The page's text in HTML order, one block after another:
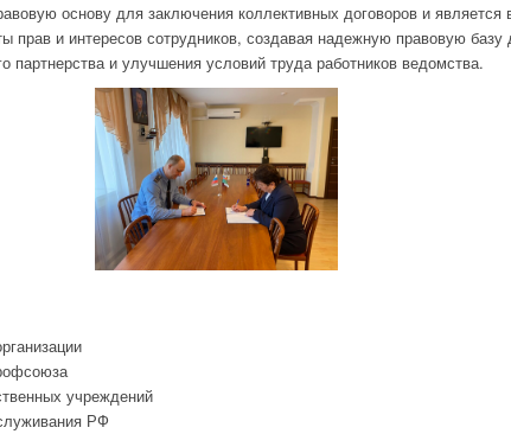
основу для заключения коллективных договоров и
прав и интересов сотрудников, создавая надежную правовую базу
партнерства и улучшения условий труда работников ведомства.
учреждений
РФ